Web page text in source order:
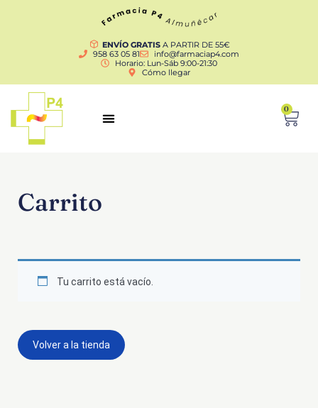
ENVÍO GRATIS A PARTIR DE 55€
958 63 05 81
info@farmaciap4.com
Horario: Lun-Sáb 9:00-21:30
Cómo llegar
0
Carrito
Tu carrito está vacío.
Volver a la tienda